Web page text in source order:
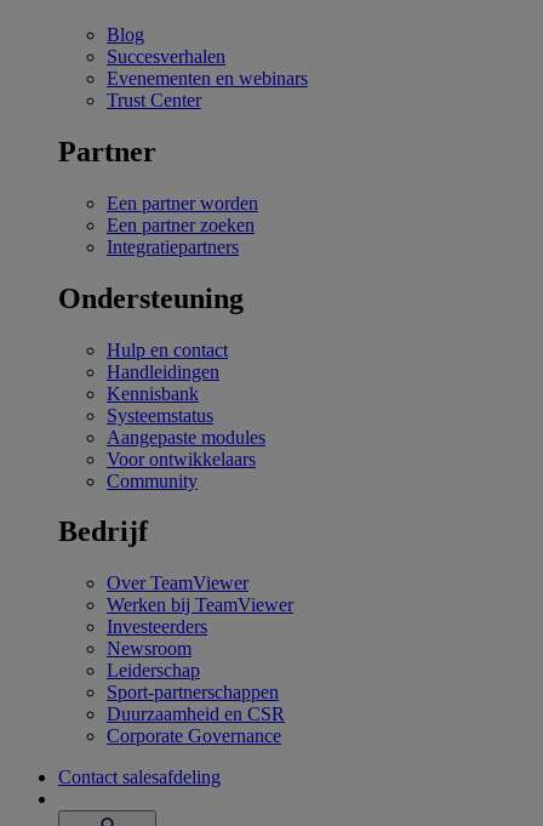
Blog
Succesverhalen
Evenementen en webinars
Trust Center
Partner
Een partner worden
Een partner zoeken
Integratiepartners
Ondersteuning
Hulp en contact
Handleidingen
Kennisbank
Systeemstatus
Aangepaste modules
Voor ontwikkelaars
Community
Bedrijf
Over TeamViewer
Werken bij TeamViewer
Investeerders
Newsroom
Leiderschap
Sport-partnerschappen
Duurzaamheid en CSR
Corporate Governance
Contact salesafdeling